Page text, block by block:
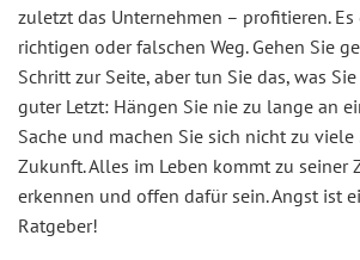
zuletzt das Unternehmen – profitieren.
richtigen oder falschen Weg. Gehen Sie
Schritt zur Seite, aber tun Sie das, was
guter Letzt: Hängen Sie nie zu lange an
Sache und machen Sie sich nicht zu
Zukunft. Alles im Leben kommt zu seiner
erkennen und offen dafür sein. Angst ist
Ratgeber!